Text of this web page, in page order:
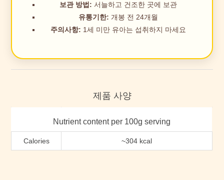
보관 방법: 서늘하고 건조한 곳에 보관
유통기한: 개봉 전 24개월
주의사항: 1세 미만 유아는 섭취하지 마세요
제품 사양
Nutrient content per 100g serving
Calories ~304 kcal